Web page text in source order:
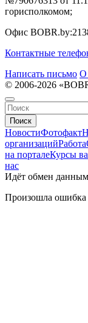
горисполкомом;
Офис BOBR.by:
Контактные
Написать письмо О
© 2006-2026
Поиск
НовостиФотофакт
организацийРабота
на порталеКурсы
нас
Идёт обмен
Произошла ошибка